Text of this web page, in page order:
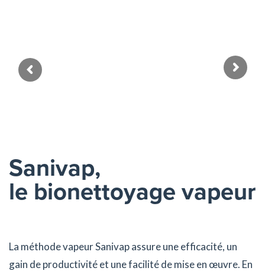
Sanivap,
le bionettoyage vapeur
La méthode vapeur Sanivap assure une efficacité, un
gain de productivité et une facilité de mise en œuvre. En